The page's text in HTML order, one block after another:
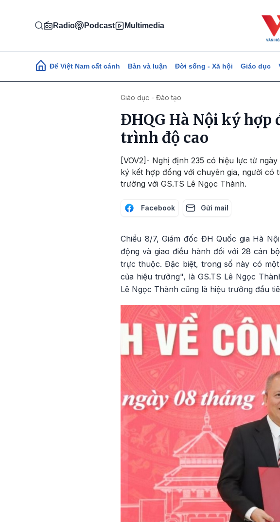
Radio Podcast Multimedia
Main navigation
Để Việt Nam cất cánh Bàn và luận Đời sống - Xã hội Giáo dục
Giáo dục - Đào tạo
ĐHQG Hà Nội ký
trình độ cao
[VOV2]- Nghị định 235 có hiệu lực từ
ký kết hợp đồng với chuyên gia, người
trưởng với GS.TS Lê Ngọc Thành.
Facebook Gửi mail
Chiều 8/7, Giám đốc ĐH Quốc gia Hà
động và giao điều hành đối với 28 cán
trực thuộc. Đặc biệt, trong số này có
của hiệu trưởng", là GS.TS Lê Ngọc
Lê Ngọc Thành cũng là hiệu trưởng đầu